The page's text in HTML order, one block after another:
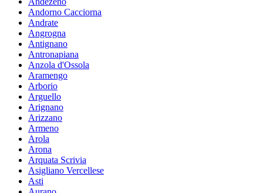
Andorno Cacciorna
Andrate
Angrogna
Antignano
Antronapiana
Anzola d'Ossola
Aramengo
Arborio
Arguello
Arignano
Arizzano
Armeno
Arola
Arona
Arquata Scrivia
Asigliano Vercellese
Asti